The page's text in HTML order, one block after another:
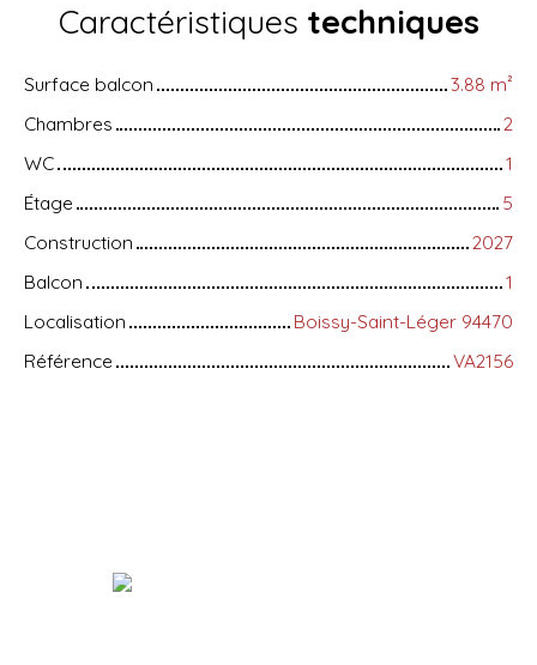
Caractéristiques techniques
Surface balcon 3.88 m²
Chambres
2
WC
1
Étage
5
Construction
2027
Balcon
1
Localisation
Boissy-Saint-Léger 94470
Référence
VA2156